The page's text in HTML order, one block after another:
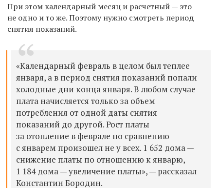
При этом календарный месяц и расчетный — это
не одно и то же. Поэтому нужно смотреть период
снятия показаний.
«Календарный февраль в целом был теплее
января, а в период снятия показаний попали
холодные дни конца января. В любом случае
плата начисляется только за объем
потребления от одной даты снятия
показаний до другой. Рост платы
за отопление в феврале по сравнению
с январем произошел не у всех. 1 652 дома —
снижение платы по отношению к январю,
1 184 дома — увеличение платы», — рассказал
Константин Бородин.